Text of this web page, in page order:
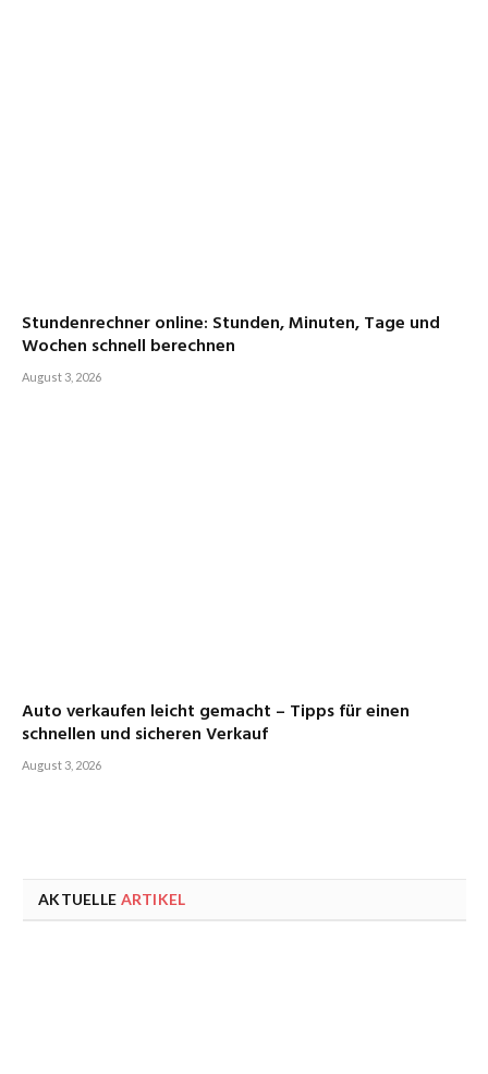
Stundenrechner online: Stunden, Minuten, Tage und
Wochen schnell berechnen
August 3, 2026
Auto verkaufen leicht gemacht – Tipps für einen
schnellen und sicheren Verkauf
August 3, 2026
AKTUELLE ARTIKEL